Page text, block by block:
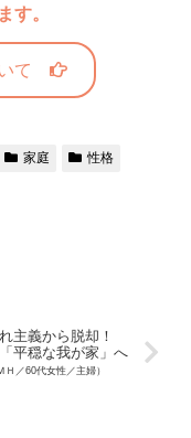
す。
て
家庭
性格
主義から脱却！
平穏な我が家」へ
Ｈ／60代女性／主婦）